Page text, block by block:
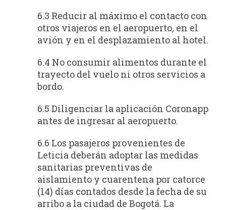
6.3 Reducir al máximo el contacto con
otros viajeros en el aeropuerto, en el
avión y en el desplazamiento al hotel.
6.4 No consumir alimentos durante el
trayecto del vuelo ni otros servicios a
bordo.
6.5 Diligenciar la aplicación Coronapp
antes de ingresar al aeropuerto.
6.6 Los pasajeros provenientes de
Leticia deberán adoptar las medidas
sanitarias preventivas de
aislamiento y cuarentena por catorce
(14) días contados desde la fecha de su
arribo a la ciudad de Bogotá. La